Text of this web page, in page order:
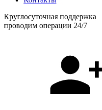
Круглосуточная поддержка
проводим операции 24/7